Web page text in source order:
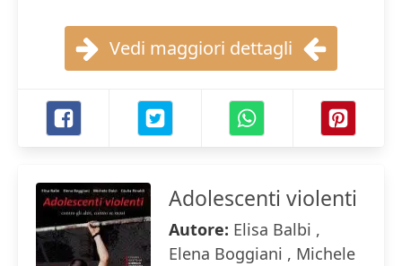
Vedi maggiori dettagli
Adolescenti violenti
Autore: Elisa Balbi ,
Elena Boggiani , Michele